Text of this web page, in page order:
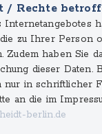
Rechte
zu Ihrer Person
Zudem haben Sie
dieser Daten.
nur in schriftlicher
an die im
berlin.de